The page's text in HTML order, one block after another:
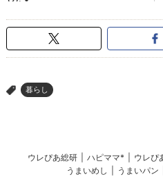
> 暮らし
ウレぴあ総研 ハピママ* ウレぴ
うまいめし
うまいパン